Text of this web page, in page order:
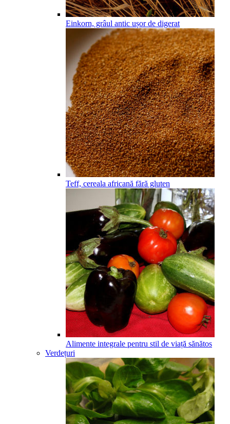
Einkorn, grâul antic ușor de digerat
Teff, cereala africană fără gluten
Alimente integrale pentru stil de viață sănătos
Verdețuri